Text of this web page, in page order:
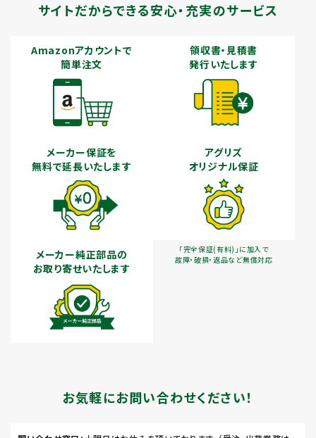
サイトだからできる安心・充実のサービス
Amazonアカウントで
簡単注文
領収書・見積書
発行いたします
メーカー保証を
無料で延長いたします
アグリズ
オリジナル保証
「完全保証(有料)」に加入で
故障・破損・返品など無償対応
メーカー純正部品の
お取り寄せいたします
お気軽にお問い合わせください！